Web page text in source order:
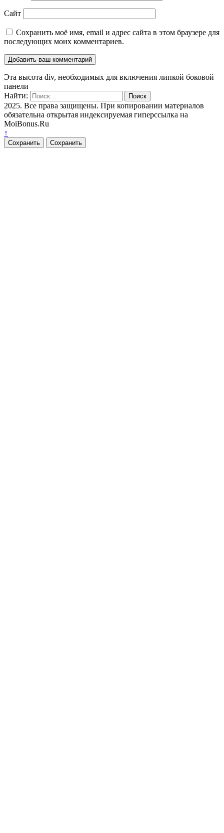
Сайт
Сохранить моё имя, email и адрес сайта в этом браузере для
последующих моих комментариев.
Эта высота div, необходимых для включения липкой боковой
панели
Найти:
2025. Все права защищены. При копировании материалов
обязательна открытая индексируемая гиперссылка на
MoiBonus.Ru
↑